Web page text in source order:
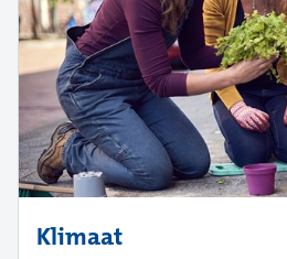
Klimaat